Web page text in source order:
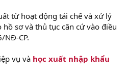
từ hoạt động tái chế và xử lý
sơ và thủ tục căn cứ vào điều
NĐ-CP.
vụ và học xuất nhập khẩu